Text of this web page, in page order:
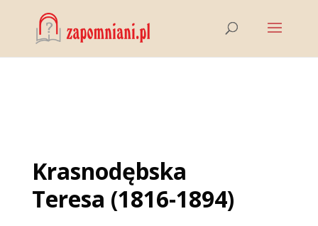
Krasnodębska
Teresa (1816-1894)